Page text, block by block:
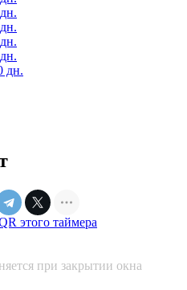
дн.
этого таймера
при закрытии окна